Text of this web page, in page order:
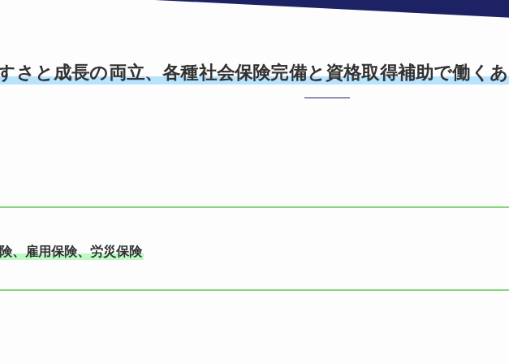
さと成長の両立、各種社会保険完備と資格取得補助で働く
、雇用保険、労災保険